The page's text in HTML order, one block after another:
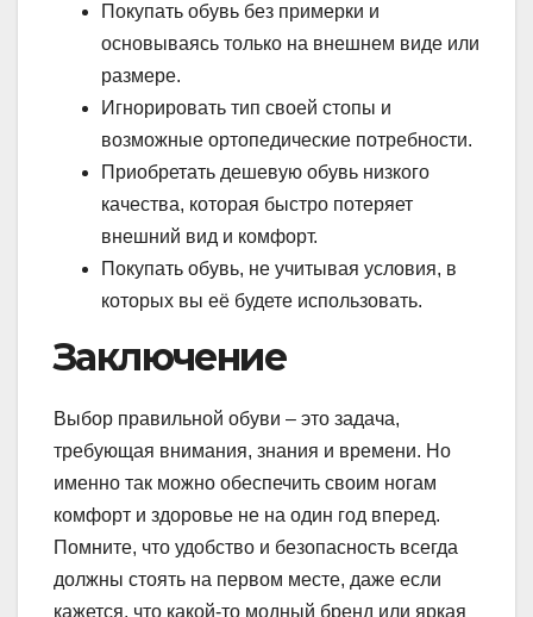
Покупать обувь без примерки и
основываясь только на внешнем виде или
размере.
Игнорировать тип своей стопы и
возможные ортопедические потребности.
Приобретать дешевую обувь низкого
качества, которая быстро потеряет
внешний вид и комфорт.
Покупать обувь, не учитывая условия, в
которых вы её будете использовать.
Заключение
Выбор правильной обуви – это задача,
требующая внимания, знания и времени. Но
именно так можно обеспечить своим ногам
комфорт и здоровье не на один год вперед.
Помните, что удобство и безопасность всегда
должны стоять на первом месте, даже если
кажется, что какой-то модный бренд или яркая